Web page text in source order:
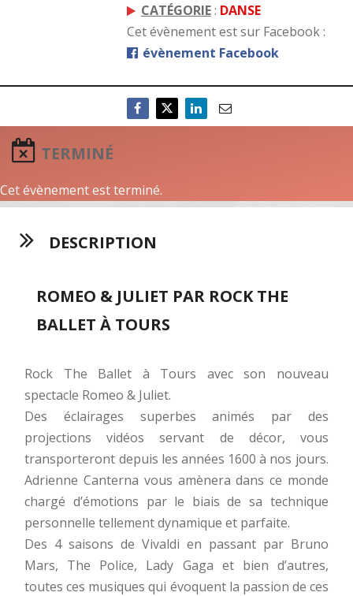
CATÉGORIE: DANSE
Cet évènement est sur Facebook :
évènement Facebook
TERMINÉ
Cet évènement est terminé.
DESCRIPTION
ROMEO & JULIET PAR ROCK THE
BALLET À TOURS
Rock The Ballet à Tours avec son nouveau
spectacle Romeo & Juliet.
Des éclairages superbes animés par des
projections vidéos servant de décor, vous
transporteront depuis les années 1600 à nos jours.
Adrienne Canterna vous amènera dans ce monde
chargé d’émotions par le biais de sa technique
personnelle tellement dynamique et parfaite.
Des 4 saisons de Vivaldi en passant par Bruno
Mars, The Police, Lady Gaga et bien d’autres,
toutes ces musiques qui évoquent la passion de ces